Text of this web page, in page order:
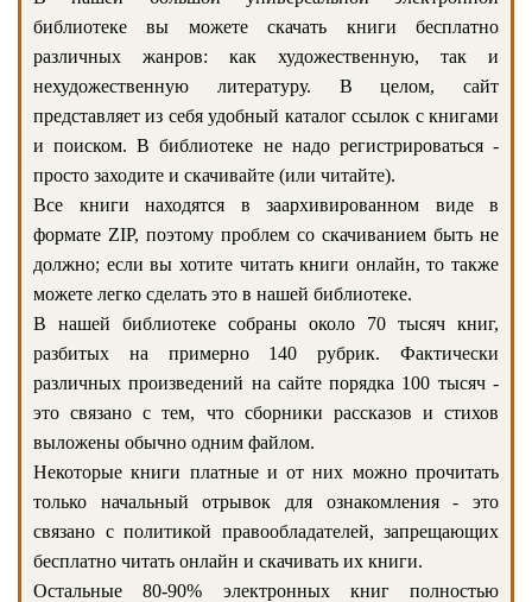
библиотеке вы можете скачать книги бесплатно
различных жанров: как художественную, так и
нехудожественную литературу. В целом, сайт
представляет из себя удобный каталог ссылок с книгами
и поиском. В библиотеке не надо регистрироваться -
просто заходите и скачивайте (или читайте).
Все книги находятся в заархивированном виде в
формате ZIP, поэтому проблем со скачиванием быть не
должно; если вы хотите читать книги онлайн, то также
можете легко сделать это в нашей библиотеке.
В нашей библиотеке собраны около 70 тысяч книг,
разбитых на примерно 140 рубрик. Фактически
различных произведений на сайте порядка 100 тысяч -
это связано с тем, что сборники рассказов и стихов
выложены обычно одним файлом.
Некоторые книги платные и от них можно прочитать
только начальный отрывок для ознакомления - это
связано с политикой правообладателей, запрещающих
бесплатно читать онлайн и скачивать их книги.
Остальные 80-90% электронных книг полностью